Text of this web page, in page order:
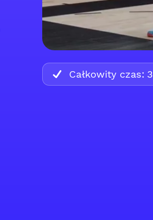
Całkowity czas: 3